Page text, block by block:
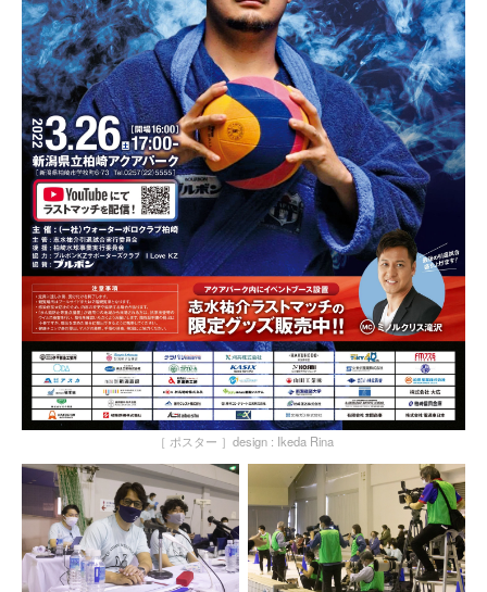
［ ポスター ］design : Ikeda Rina